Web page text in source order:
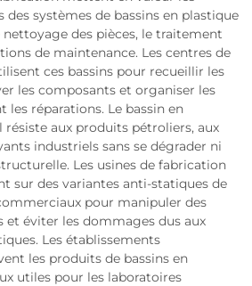
systèmes de bassins en plastique
des pièces, le traitement
de maintenance. Les centres de
ces bassins pour recueillir les
les composants et organiser les
les réparations. Le bassin en
aux produits pétroliers, aux
industriels sans se dégrader ni
Les usines de fabrication
sur des variantes anti-statiques de
pour manipuler des
et éviter les dommages dus aux
Les établissements
les produits de bassins en
utiles pour les laboratoires